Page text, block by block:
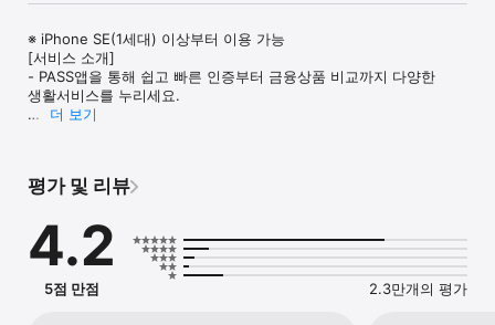
※ iPhone SE(1세대) 이상부터 이용 가능
[서비스 소개]
- PASS앱을 통해 쉽고 빠른 인증부터 금융상품 비교까지 다양한
생활서비스를 누리세요.
가능합니다.
가입한 법인고객도 이용 가능합니다.
(단, 만 19세 및 법인명의 휴대폰은 휴대폰 소액결제 이용불가)
[주요 기능]
- 간편본인확인: PASS에 등록한 PIN 6자리, 지문, Face ID로 스미싱
더 보기
평가 및 리뷰
4.2
5점 만점 2.3만개의 평가